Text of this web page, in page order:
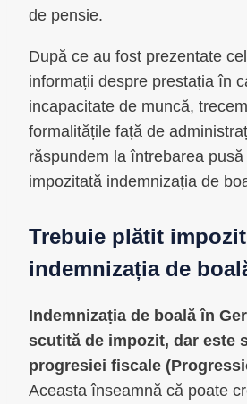
de pensie.
După ce au fost prezentate
informații despre prestația în
incapacitate de muncă,
formalitățile față de
răspundem la întrebarea
impozitată indemnizația de
Trebuie plătit
indemnizația de
Indemnizația de boală în
scutită de impozit, dar este
progresiei fiscale
Aceasta înseamnă că poate